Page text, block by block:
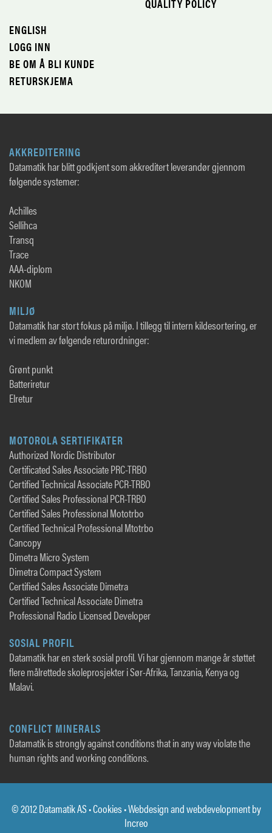
QUALITY POLICY
ENGLISH
LOGG INN
BE OM Å BLI KUNDE
RETURSKJEMA
AKKREDITERING
Datamatik har blitt godkjent som akkreditert leverandør gjennom
følgende systemer:
Achilles
Sellihca
Transq
Trace
AAA-diplom
NKOM
MILJØ
Datamatik har stort fokus på miljø. I tillegg til intern kildesortering, er
vi medlem av følgende returordninger:
Grønt punkt
Batteriretur
Elretur
MOTOROLA SERTIFIKATER
Authorized Nordic Distributor
Certificated Sales Associate PRC-TRBO
Certified Technical Associate PCR-TRBO
Certified Sales Professional PCR-TRBO
Certified Sales Professional Mototrbo
Certified Technical Professional Mtotrbo
Cancopy
Dimetra Micro System
Dimetra Compact System
Certified Sales Associate Dimetra
Certified Technical Associate Dimetra
Professional Radio Licensed Developer
SOSIAL PROFIL
Datamatik har en sterk sosial profil. Vi har gjennom mange år støttet
flere målrettede skoleprosjekter i Sør-Afrika, Tanzania, Kenya og
Malavi.
CONFLICT MINERALS
Datamatik is strongly against conditions that in any way violate the
human rights and working conditions.
© 2012 Datamatik AS •Cookies • Webdesign and webdevelopment by
Increo